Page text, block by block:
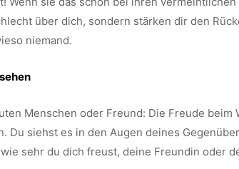
über dich, sondern stärken dir den
niemand.
Menschen oder Freund: Die Freude
Du siehst es in den Augen deines
sehr du dich freust, deine Freundin oder